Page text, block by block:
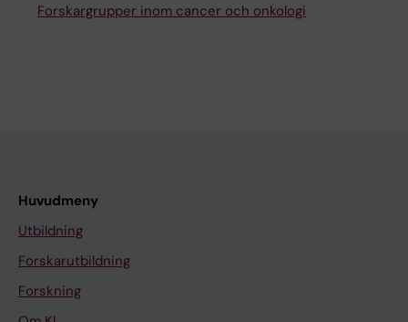
Forskargrupper inom cancer och onkologi
Huvudmeny
Utbildning
Forskarutbildning
Forskning